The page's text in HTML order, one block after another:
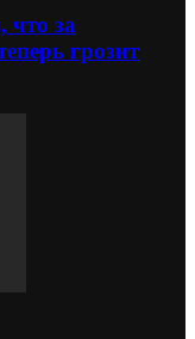
что за
грозит